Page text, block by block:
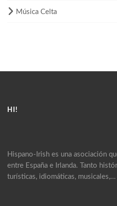
Música Celta
HI!
Hispano-Irish es una asociación
entre España e Irlanda. Tanto
turísticas, idiomáticas, musicales,…